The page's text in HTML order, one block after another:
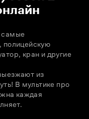
самые
кран и другие
из
В мультике про
каждая